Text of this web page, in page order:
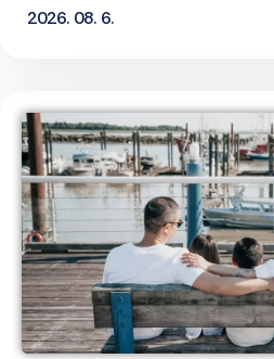
2026. 08. 6.